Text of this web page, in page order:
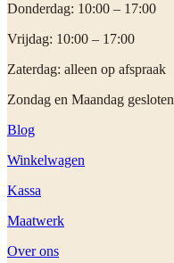
Donderdag: 10:00 – 17:00
Vrijdag: 10:00 – 17:00
Zaterdag: alleen op afspraak
Zondag en Maandag gesloten
Blog
Winkelwagen
Kassa
Maatwerk
Over ons